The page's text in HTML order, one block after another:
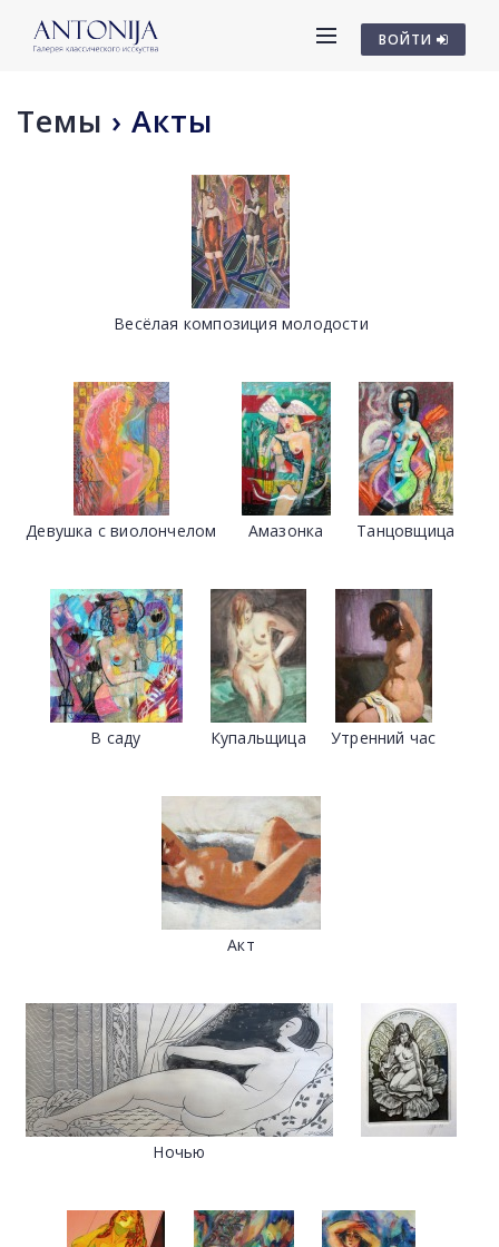
ВОЙТИ
Темы › Акты
Весёлая композиция молодости
Девушка с виолончелом Амазонка Танцовщица
В саду Купальщица Утренний час
Акт
Ночью